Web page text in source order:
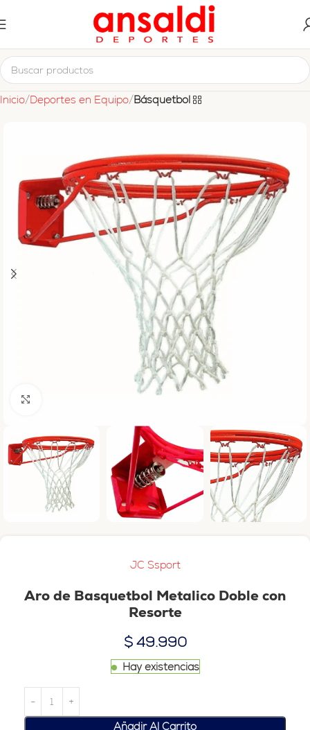
Inicio Deportes en Equipo Básquetbol
JC Ssport
Aro de Basquetbol Metalico Doble con
Resorte
$49.990
Hay existencias
Añadir Al Carrito